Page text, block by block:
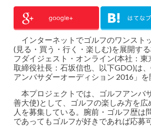
インターネットでゴルフのワンスト
(見る・買う・行く・楽しむ)を展開す
フダイジェスト・オンライン(本社：東
取締役社長：石坂信也、以下GDO)は
アンバサダーオーディション 2016」を
本プロジェクトでは、ゴルフアンバ
善大使)として、ゴルフの楽しみ方を広
人を募集している。腕前・ゴルフ歴は
であってもゴルフが好きであれば応募